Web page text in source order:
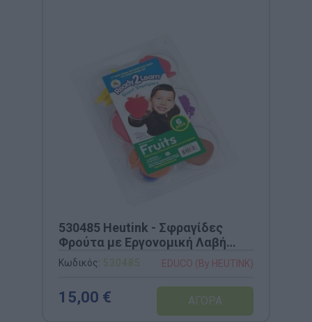
530485 Heutink - Σφραγίδες
Φρούτα με Εργονομική Λαβή
(Σετ 6)
Κωδικός: 530485 EDUCO (By HEUTINK)
15,00 €